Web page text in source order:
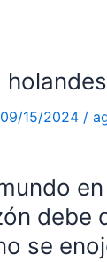
09/15/2024 /
debe
se